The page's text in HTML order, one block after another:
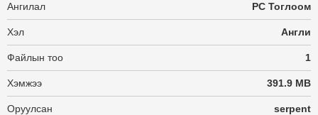
Ангилал PC Тоглоом
Хэл Англи
Файлын тоо 1
Хэмжээ 391.9 MB
Оруулсан serpent